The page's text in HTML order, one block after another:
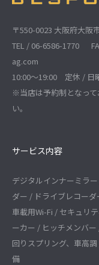
〒550-0023 大阪府大阪
TEL / 06-6586-1770
ag.com
10:00～19:00 定休 / 日
※当店は予約制となっ
い。
サービス内容
デジタルインナーミラ
ダー / ドライブレコー
車載用Wi-Fi / セキュリ
ーカー / ヒッチメンバ
回りスプリング、車高
備